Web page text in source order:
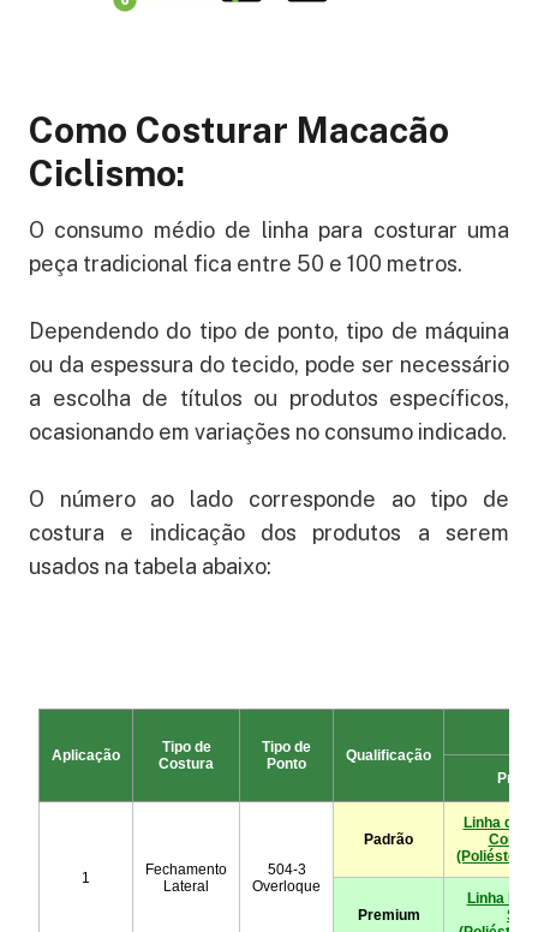
Como Costurar Macacão
Ciclismo:
O consumo médio de linha para costurar uma
peça tradicional fica entre 50 e 100 metros.
Dependendo do tipo de ponto, tipo de máquina
ou da espessura do tecido, pode ser necessário
a escolha de títulos ou produtos específicos,
ocasionando em variações no consumo indicado.
O número ao lado corresponde ao tipo de
costura e indicação dos produtos a serem
usados na tabela abaixo: